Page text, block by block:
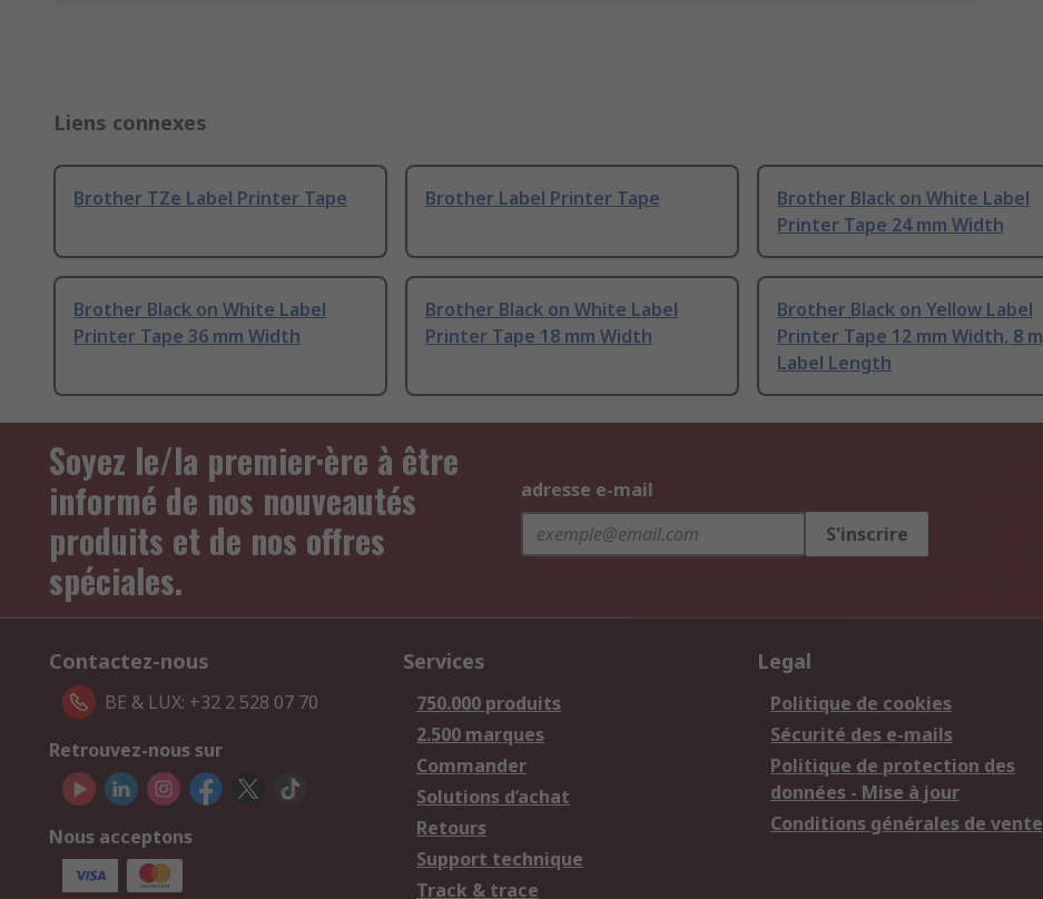
Liens connexes
Brother TZe Label Printer Tape Brother Label Printer Tape
Brother Black on White Label
Printer Tape 24 mm Width
Brother Black on White Label
Printer Tape 36 mm Width
Brother Black on White Label
Printer Tape 18 mm Width
Brother Black on Yellow Label
Printer Tape 12 mm Width, 8 m
Label Length
Soyez le/la premier·ère à être
informé de nos nouveautés
produits et de nos offres
spéciales.
adresse e-mail
S'inscrire
Contactez-nous
BE & LUX: +32 2 528 07 70
Retrouvez-nous sur
Nous acceptons
Services
750.000 produits
2.500 marques
Commander
Solutions d’achat
Retours
Support technique
Track & trace
Legal
Politique de cookies
Sécurité des e-mails
Politique de protection des
données - Mise à jour
Conditions générales de vente